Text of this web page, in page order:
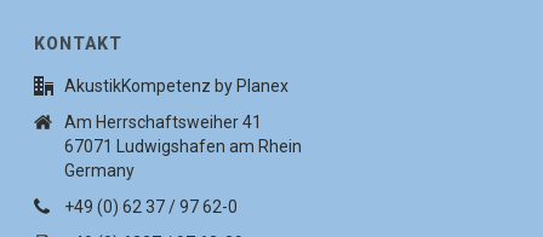
KONTAKT
AkustikKompetenz by Planex
Am Herrschaftsweiher 41
67071 Ludwigshafen am Rhein
Germany
+49 (0) 62 37 / 97 62-0